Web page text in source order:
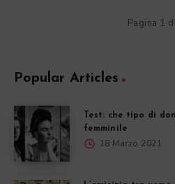
Pagina 1
Popular Articles
Test: che tipo di
femminile
18 Marzo 2021